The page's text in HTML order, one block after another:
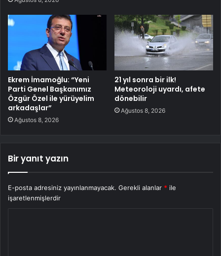
Ekrem İmamoğlu: “Yeni
Parti Genel Başkanımız
Özgür Özel ile yürüyelim
arkadaşlar”
Ağustos 8, 2026
21 yıl sonra bir ilk!
Meteoroloji uyardı, afete
dönebilir
Ağustos 8, 2026
Bir yanıt yazın
E-posta adresiniz yayınlanmayacak. Gerekli alanlar * ile
işaretlenmişlerdir